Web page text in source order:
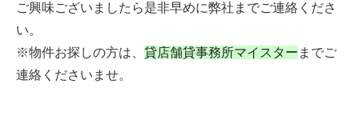
ご興味ございましたら是非早めに弊社までご連絡くださ
い。
※物件お探しの方は、 貸店舗貸事務所マイスター までご
連絡くださいませ。